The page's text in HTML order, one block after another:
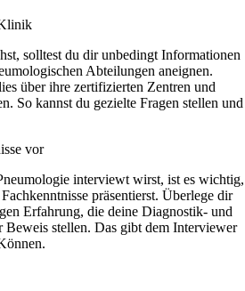
solltest du dir unbedingt Informationen
Abteilungen aneignen.
über ihre zertifizierten Zentren und
So kannst du gezielte Fragen stellen und
vor
interviewt wirst, ist es wichtig,
präsentierst. Überlege dir
Erfahrung, die deine Diagnostik- und
Beweis stellen. Das gibt dem Interviewer